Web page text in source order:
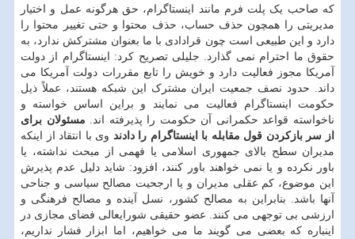
که صاحب یک پلت فرم مانند اینستاگرام، حق هرگونه عمل و اختیار
مدیریتی را همچون حذف حساب، حذف محتوا و حتی تغییر محتوا را
دارد و این طبیعی است چون قرادادی با ما بعنوان مشترکش ندارد، به
حقوق ما احترام نمی گذارد. جلیلی تصریح کرد: اینستاگرام از دولت
آمریکا مجوز فعالیت دارد و خویش را تابع مقررات دولت آمریکا می
داند. حدود نصف جمعیت ایران مشترک این شبکه هستند، عملاً ذیل
حکومت اینستاگرام فعالیت می نمایند و براین اساس خواسته و
ناخواسته قواعد حکمرانی آن حکومت را پذیرفته اند. مسئولان برای
از سر بازکردن قول مقابله با اینستاگرام را دادند وی با انتقاد از اینکه
مدیران سطح بالای جمهوری اسلامی یا فهمی از مبحث نداشته، یا
باور نکرده و یا نمی خواهند باور کنند، افزود: شاید دلیل عدم پذیرش
این موضوع، کم عقلی مدیران و یا ارجحیت مصالح سیاسی و جناحی
آنها باشد. بنابراین به مصالح کشور، نسل آینده و مصالح فرهنگی و
ارزشی بی توجهی می کنند. عضو حقیقی شورایعالی فضای مجازی در
اینباره که بعضی می گویند ما می خواهیم، اما ابزار فشار نداریم،